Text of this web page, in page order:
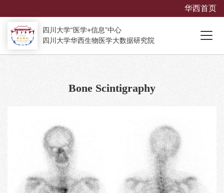
华西首页
四川大学“医学+信息”中心
四川大学华西生物医学大数据研究院
Bone Scintigraphy